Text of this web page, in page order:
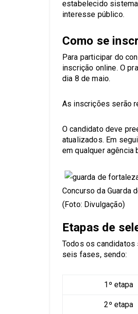
estabelecido
interesse público.
Como se
Para participar do
inscrição online. O
dia 8 de maio.
As inscrições serão
O candidato deve
atualizados. Em
em qualquer agência
Concurso da Guarda
(Foto: Divulgação)
Etapas de
Todos os
seis fases, sendo:
1º etapa
2º etapa